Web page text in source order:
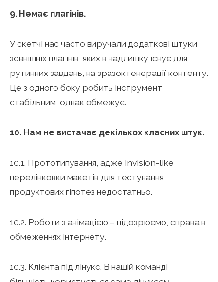
9. Немає плагінів.
У скетчі нас часто виручали додаткові штуки
зовнішніх плагінів, яких в надлишку існує для
рутинних завдань, на зразок генерації контенту.
Це з одного боку робить інструмент
стабільним, однак обмежує.
10. Нам не вистачає декількох класних штук.
10.1. Прототипування, адже Invision-like
перелінковки макетів для тестування
продуктових гіпотез недостатньо.
10.2. Роботи з анімацією – підозрюємо, справа в
обмеженнях інтернету.
10.3. Клієнта під лінукс. В нашій команді